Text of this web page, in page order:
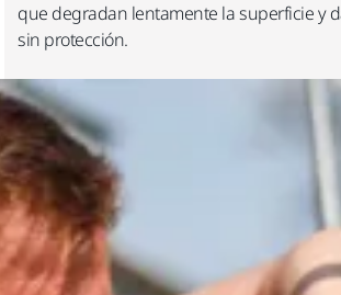
que degradan lentamente la superficie y
sin protección.